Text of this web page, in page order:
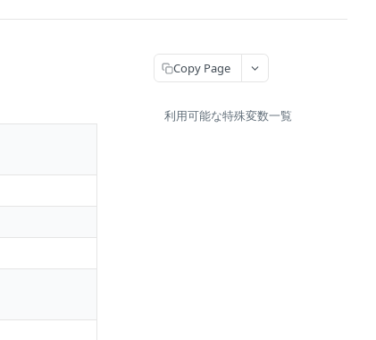
Copy Page
利用可能な特殊変数一覧